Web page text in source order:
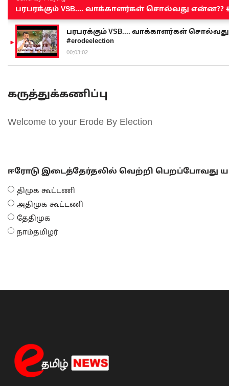
பரபரக்கும் VSB.... வாக்காளர்கள் சொல்வது என்ன??
பரபரக்கும் VSB.... வாக்காளர்கள் சொல்வது
#erodeelection
00:03:02
கருத்துக்கணிப்பு
Welcome to your Erode By Election
ஈரோடு இடைத்தேர்தலில் வெற்றி பெறப்போவது
திமுக கூட்டணி
அதிமுக கூட்டணி
தேதிமுக
நாம்தமிழர்